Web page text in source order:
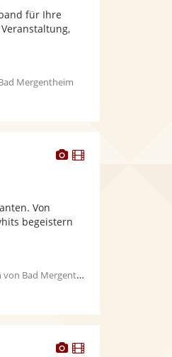
Sternen
für Ihre
Mergentheim
DieserDieser
Von
begeistern
Bad Mergentheim
DieserDieser